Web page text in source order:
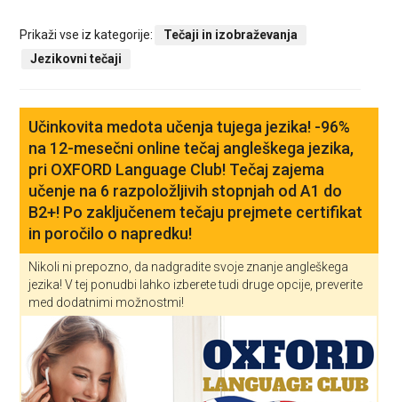
Prikaži vse iz kategorije:
Tečaji in izobraževanja
Jezikovni tečaji
Učinkovita medota učenja tujega jezika! -96%
na 12-mesečni online tečaj angleškega jezika,
pri OXFORD Language Club! Tečaj zajema
učenje na 6 razpoložljivih stopnjah od A1 do
B2+! Po zaključenem tečaju prejmete certifikat
in poročilo o napredku!
Nikoli ni prepozno, da nadgradite svoje znanje angleškega
jezika! V tej ponudbi lahko izberete tudi druge opcije, preverite
med dodatnimi možnostmi!